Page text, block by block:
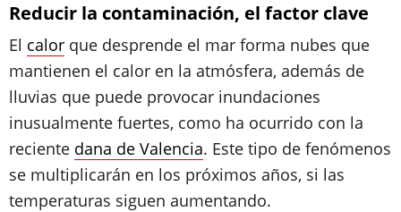
Reducir la contaminación, el factor clave
El calor que desprende el mar forma nubes que
mantienen el calor en la atmósfera, además de
lluvias que puede provocar inundaciones
inusualmente fuertes, como ha ocurrido con la
reciente dana de Valencia. Este tipo de fenómenos
se multiplicarán en los próximos años, si las
temperaturas siguen aumentando.